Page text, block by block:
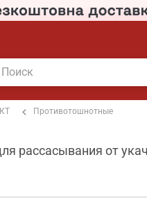
Противотошнотные
рассасывания от